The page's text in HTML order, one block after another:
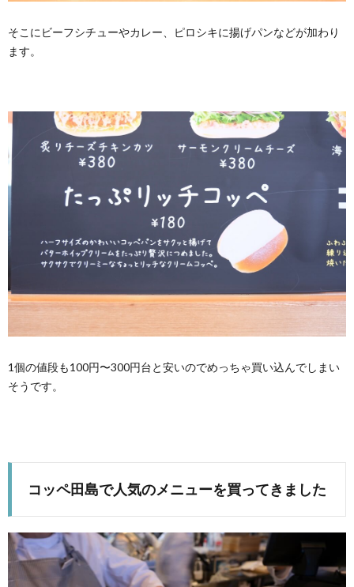
そこにビーフシチューやカレー、ピロシキに揚げパンなどが加わり
ます。
1個の値段も100円〜300円台と安いのでめっちゃ買い込んでしまい
そうです。
コッペ田島で人気のメニューを買ってきました